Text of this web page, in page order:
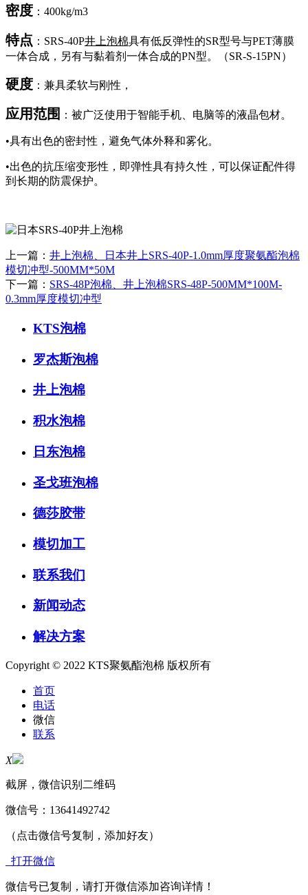
密度 ：400kg/m3
特点 ：SRS-40P井上泡棉具有低反弹性的SR型号与PET薄膜
一体合成，另有与黏着剂一体合成的PN型。（SR-S-15PN）
硬度 ：兼具柔软与刚性，
应用范围 ：被广泛使用于智能手机、电脑等的液晶包材。
•具有出色的密封性，避免气体外释和雾化。
•出色的抗压缩变形性，即弹性具有持久性，可以保证配件得
到长期的防震保护。
上一篇： 井上泡棉、日本井上SRS-40P-1.0mm厚度聚氨酯泡棉
模切冲型-500MM*50M
下一篇： SRS-48P泡棉、井上泡棉SRS-48P-500MM*100M-
0.3mm厚度模切冲型
KTS泡棉
罗杰斯泡棉
井上泡棉
积水泡棉
日东泡棉
圣戈班泡棉
德莎胶带
模切加工
联系我们
新闻动态
解决方案
Copyright © 2022 KTS聚氨酯泡棉 版权所有
首页
电话
微信
联系
X
截屏，微信识别二维码
微信号： 13641492742
（点击微信号复制，添加好友）
打开微信
微信号已复制，请打开微信添加咨询详情！